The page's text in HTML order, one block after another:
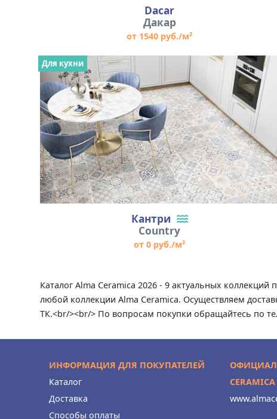
Dacar
Дакар
от 1540 руб./м²
Кантри
Country
от 0 руб./м²
Для кухни
Каталог Alma Ceramica 2026 - 9 актуальных
любой коллекции Alma Ceramica. Осуществляем
ТК.<br/><br/> По вопросам покупки обращайтесь по
ИНФОРМАЦИЯ ДЛЯ ПОКУПАТЕЛЕЙ
Каталог
Доставка
Способы оплаты
CERAMICA